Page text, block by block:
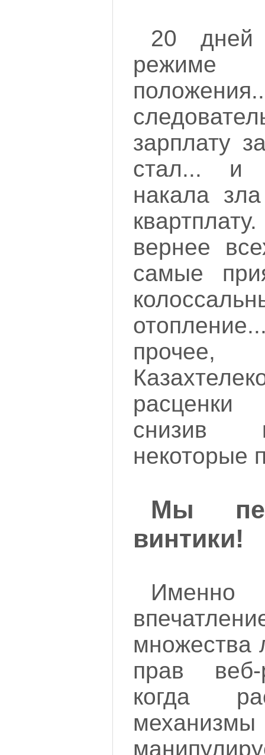
20
режиме
зарплату
стал... и
накала
вернее
самые
расценки
снизив
некоторые
Мы
винтики!
множества
прав
когда